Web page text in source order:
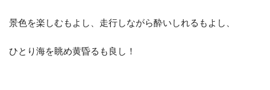
景色を楽しむもよし、走行しながら酔いしれるもよし、
ひとり海を眺め黄昏るも良し！